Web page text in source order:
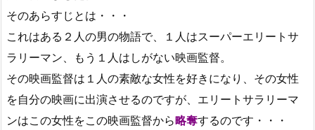
そのあらすじとは・・・
これはある２人の男の物語で、１人はスーパーエリートサ
ラリーマン、もう１人はしがない映画監督。
その映画監督は１人の素敵な女性を好きになり、その女性
を自分の映画に出演させるのですが、エリートサラリーマ
ンはこの女性をこの映画監督から略奪するのです・・・